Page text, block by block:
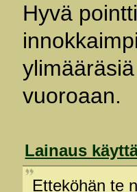
Hyvä
vuoroaan.
Lainaus
Etteköhän te